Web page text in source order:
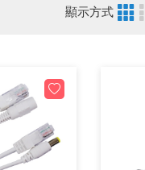
顯示方式